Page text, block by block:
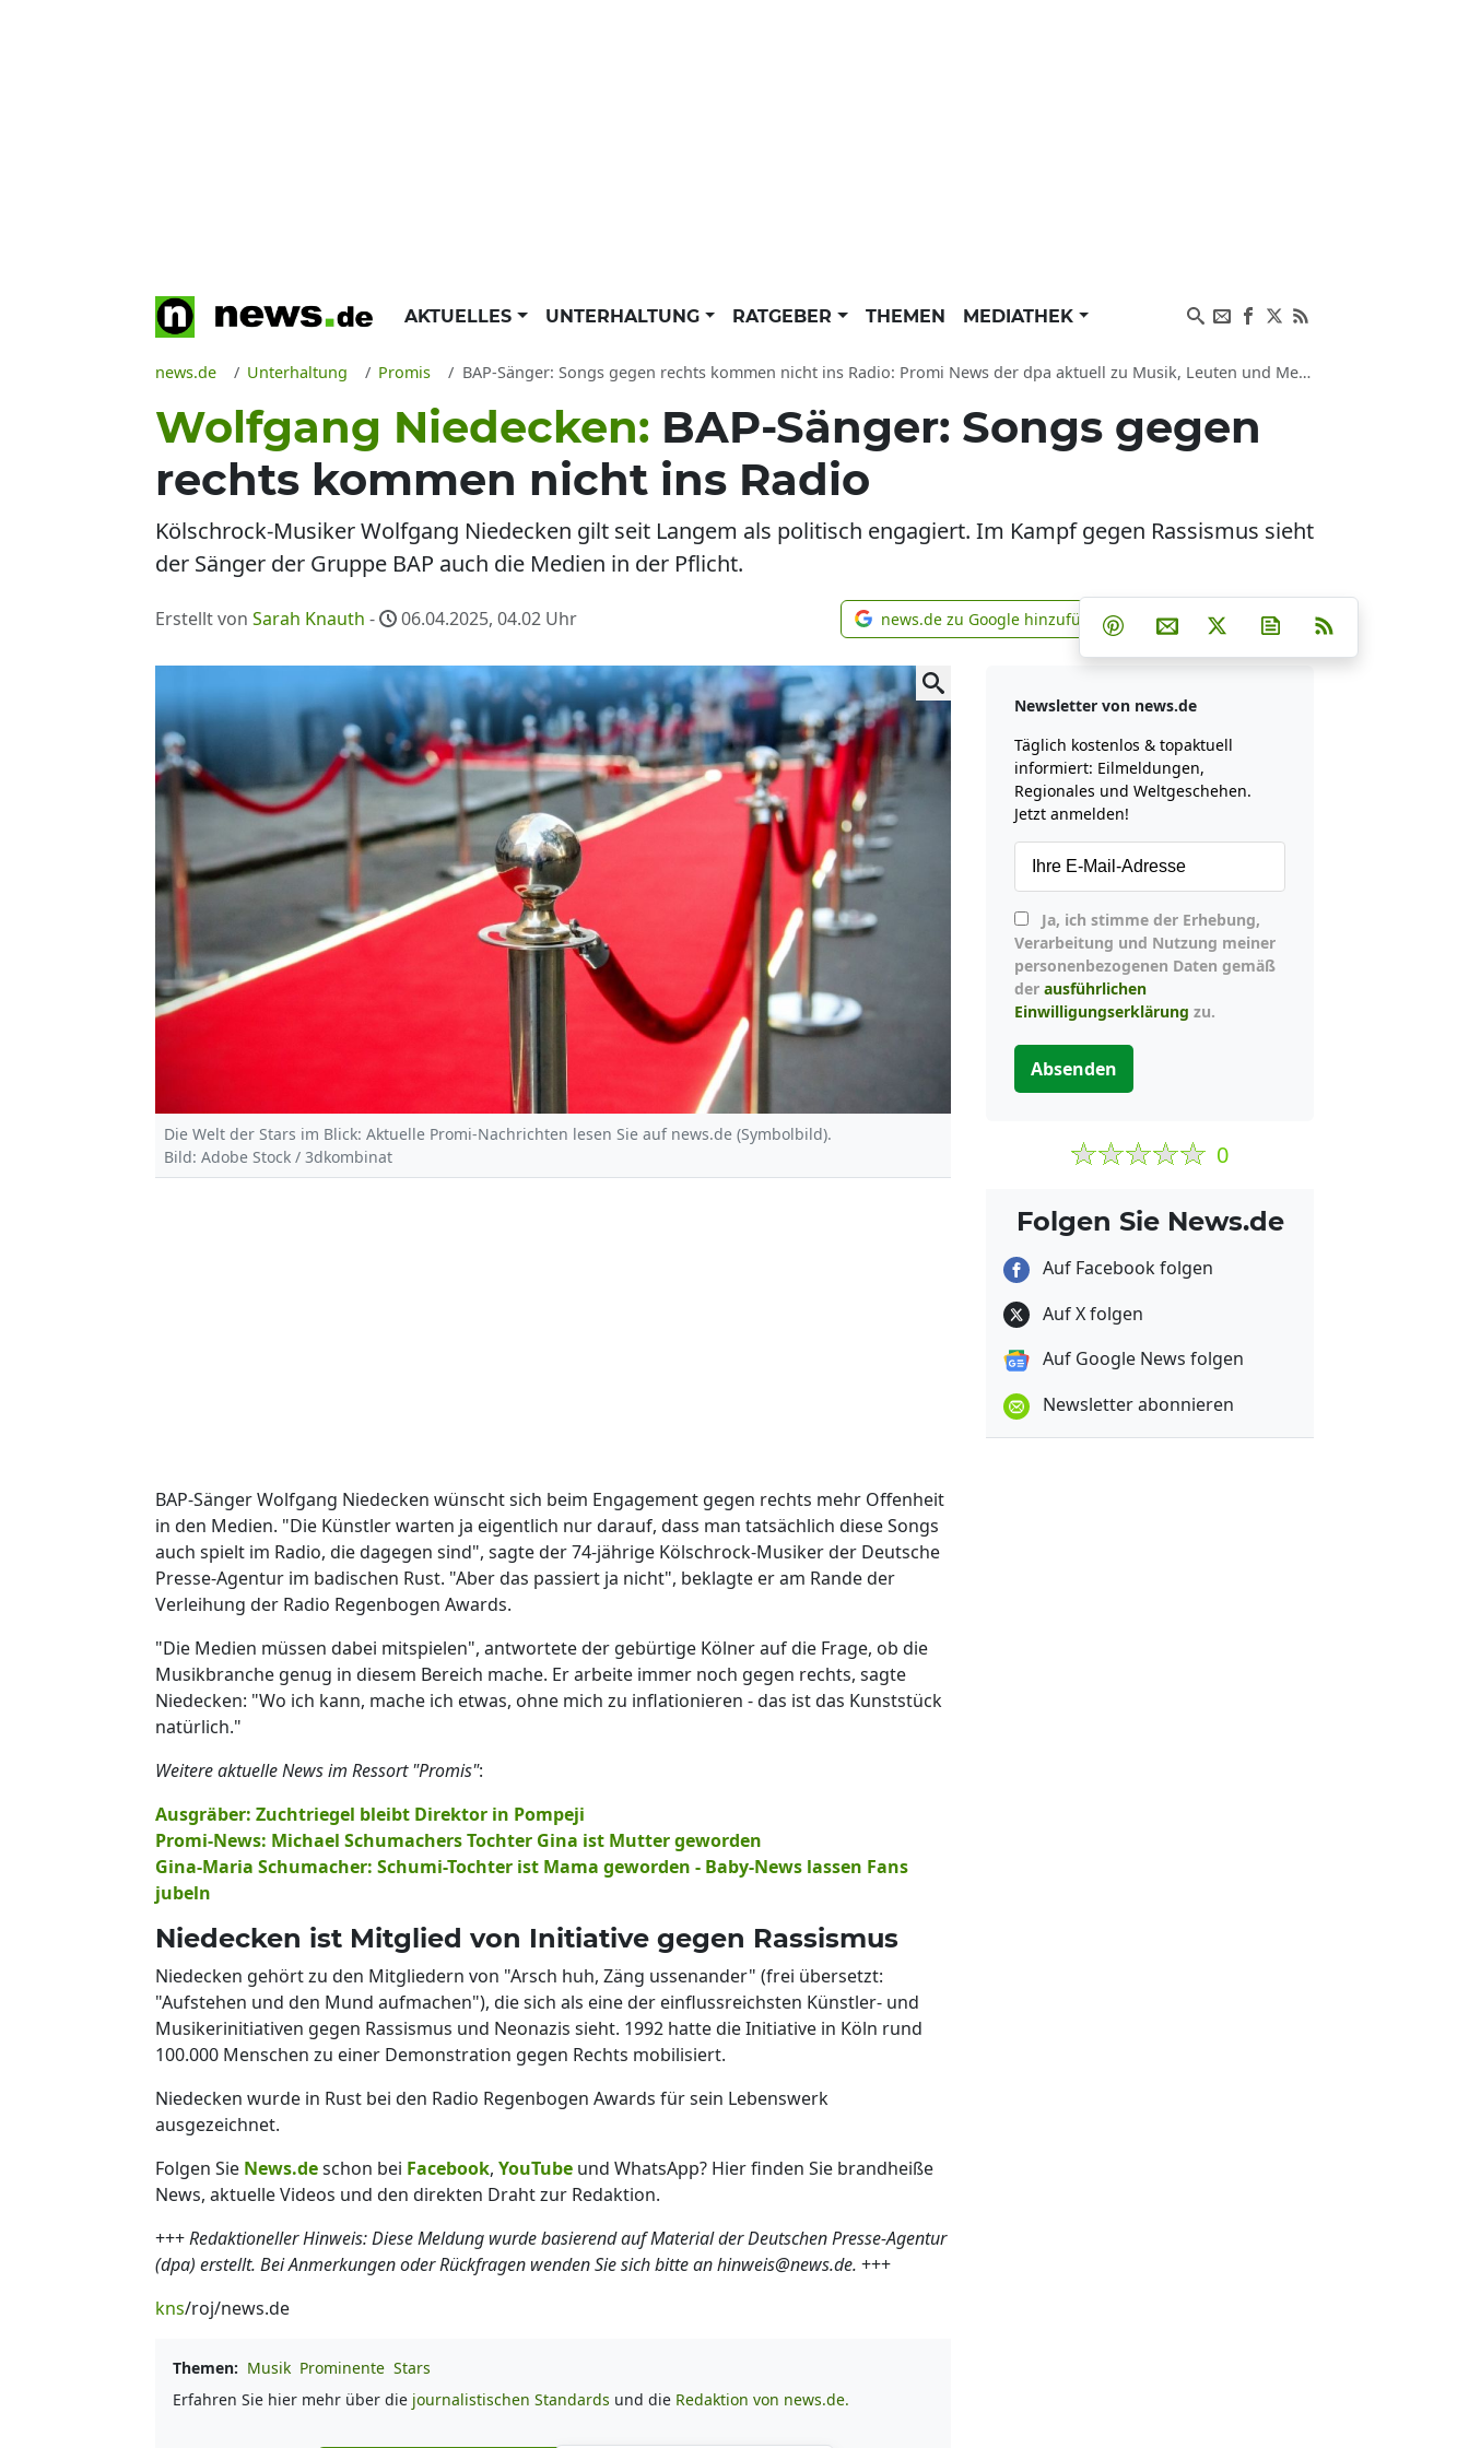
AKTUELLES UNTERHALTUNG RATGEBER THEMEN MEDIATHEK
news.de Unterhaltung Promis BAP-Sänger: Songs gegen rechts kommen nicht ins Radio: Promi News der dpa aktuell zu Musik, Leuten und Medien
Wolfgang Niedecken: BAP-Sänger: Songs gegen
rechts kommen nicht ins Radio
Kölschrock-Musiker Wolfgang Niedecken gilt seit Langem als politisch engagiert. Im Kampf gegen Rassismus sieht
der Sänger der Gruppe BAP auch die Medien in der Pflicht.
Erstellt von Sarah Knauth - 06.04.2025, 04.02 Uhr news.de zu Google hinzufügen
news.de zu Google hinzufügen Teilen auf Facebook
Teilen auf Whatsapp
Teilen auf Telegram
Teilen auf Pinterest
Per E-Mail teilen
Post auf XNewsletter
Die Welt der Stars im Blick: Aktuelle Promi-Nachrichten lesen Sie auf news.de (Symbolbild).
Bild: Adobe Stock / 3dkombinat
BAP-Sänger Wolfgang Niedecken wünscht sich beim Engagement gegen rechts mehr Offenheit
in den Medien. "Die Künstler warten ja eigentlich nur darauf, dass man tatsächlich diese Songs
auch spielt im Radio, die dagegen sind", sagte der 74-jährige Kölschrock-Musiker der Deutsche
Presse-Agentur im badischen Rust. "Aber das passiert ja nicht", beklagte er am Rande der
Verleihung der Radio Regenbogen Awards.
"Die Medien müssen dabei mitspielen", antwortete der gebürtige Kölner auf die Frage, ob die
Musikbranche genug in diesem Bereich mache. Er arbeite immer noch gegen rechts, sagte
Niedecken: "Wo ich kann, mache ich etwas, ohne mich zu inflationieren - das ist das Kunststück
natürlich."
Weitere aktuelle News im Ressort "Promis":
Ausgräber: Zuchtriegel bleibt Direktor in Pompeji
Promi-News: Michael Schumachers Tochter Gina ist Mutter geworden
Gina-Maria Schumacher: Schumi-Tochter ist Mama geworden - Baby-News lassen Fans
jubeln
Niedecken ist Mitglied von Initiative gegen Rassismus
Niedecken gehört zu den Mitgliedern von "Arsch huh, Zäng ussenander" (frei übersetzt:
"Aufstehen und den Mund aufmachen"), die sich als eine der einflussreichsten Künstler- und
Musikerinitiativen gegen Rassismus und Neonazis sieht. 1992 hatte die Initiative in Köln rund
100.000 Menschen zu einer Demonstration gegen Rechts mobilisiert.
Niedecken wurde in Rust bei den Radio Regenbogen Awards für sein Lebenswerk
ausgezeichnet.
Folgen Sie News.deschon bei Facebook, YouTube und WhatsApp? Hier finden Sie brandheiße
News, aktuelle Videos und den direkten Draht zur Redaktion.
+++Redaktioneller Hinweis: Diese Meldung wurde basierend auf Material der Deutschen Presse-Agentur
(dpa) erstellt. Bei Anmerkungen oder Rückfragen wenden Sie sich bitte an hinweis@news.de. +++
kns/roj/news.de
Themen: Musik Prominente Stars
Erfahren Sie hier mehr über die journalistischen Standards und die Redaktion von news.de.
Newsletter von news.de
Täglich kostenlos & topaktuell
informiert: Eilmeldungen,
Regionales und Weltgeschehen.
Jetzt anmelden!
Verarbeitung und Nutzung meiner
personenbezogenen Daten gemäß
der ausführlichen
Einwilligungserklärung zu.
Absenden
0
Folgen Sie News.de
Auf Facebook folgen
Auf X folgen
Auf Google News folgen
Newsletter abonnieren